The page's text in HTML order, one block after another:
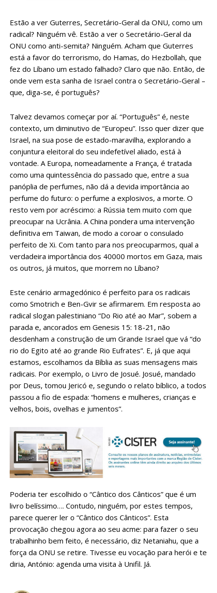
Estão a ver Guterres, Secretário-Geral da ONU, como um
radical? Ninguém vê. Estão a ver o Secretário-Geral da
ONU como anti-semita? Ninguém. Acham que Guterres
está a favor do terrorismo, do Hamas, do Hezbollah, que
fez do Líbano um estado falhado? Claro que não. Então, de
onde vem esta sanha de Israel contra o Secretário-Geral –
que, diga-se, é português?
Talvez devamos começar por aí. “Português” é, neste
contexto, um diminutivo de “Europeu”. Isso quer dizer que
Israel, na sua pose de estado-maravilha, explorando a
conjuntura eleitoral do seu indefetível aliado, está à
vontade. A Europa, nomeadamente a França, é tratada
como uma quintessência do passado que, entre a sua
panóplia de perfumes, não dá a devida importância ao
perfume do futuro: o perfume a explosivos, a morte. O
resto vem por acréscimo: a Rússia tem muito com que
preocupar na Ucrânia. A China pondera uma intervenção
definitiva em Taiwan, de modo a coroar o consulado
perfeito de Xi. Com tanto para nos preocuparmos, qual a
verdadeira importância dos 40000 mortos em Gaza, mais
os outros, já muitos, que morrem no Líbano?
Este cenário armagedónico é perfeito para os radicais
como Smotrich e Ben-Gvir se afirmarem. Em resposta ao
radical slogan palestiniano “Do Rio até ao Mar”, sobem a
parada e, ancorados em Genesis 15: 18-21, não
desdenham a construção de um Grande Israel que vá “do
rio do Egito até ao grande Rio Eufrates”. E, já que aqui
estamos, escolhamos da Bíblia as suas mensagens mais
radicais. Por exemplo, o Livro de Josué. Josué, mandado
por Deus, tomou Jericó e, segundo o relato bíblico, a todos
passou a fio de espada: “homens e mulheres, crianças e
velhos, bois, ovelhas e jumentos”.
Poderia ter escolhido o “Cântico dos Cânticos” que é um
livro belíssimo…. Contudo, ninguém, por estes tempos,
parece querer ler o “Cântico dos Cânticos”. Esta
provocação chegou agora ao seu acme: para fazer o seu
trabalhinho bem feito, é necessário, diz Netaniahu, que a
força da ONU se retire. Tivesse eu vocação para herói e te
diria, António: agenda uma visita à Unifil. Já.